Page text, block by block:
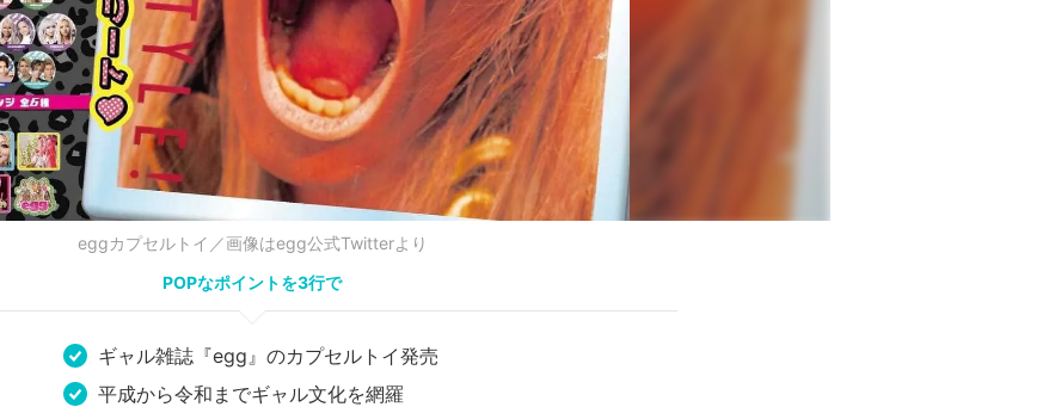
eggカプセルトイ／画像はegg公式Twitterより
POPなポイントを3行で
ギャル雑誌『egg』のカプセルトイ発売
平成から令和までギャル文化を網羅